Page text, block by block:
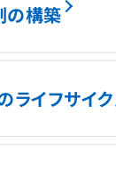
の構築
ライフサイ